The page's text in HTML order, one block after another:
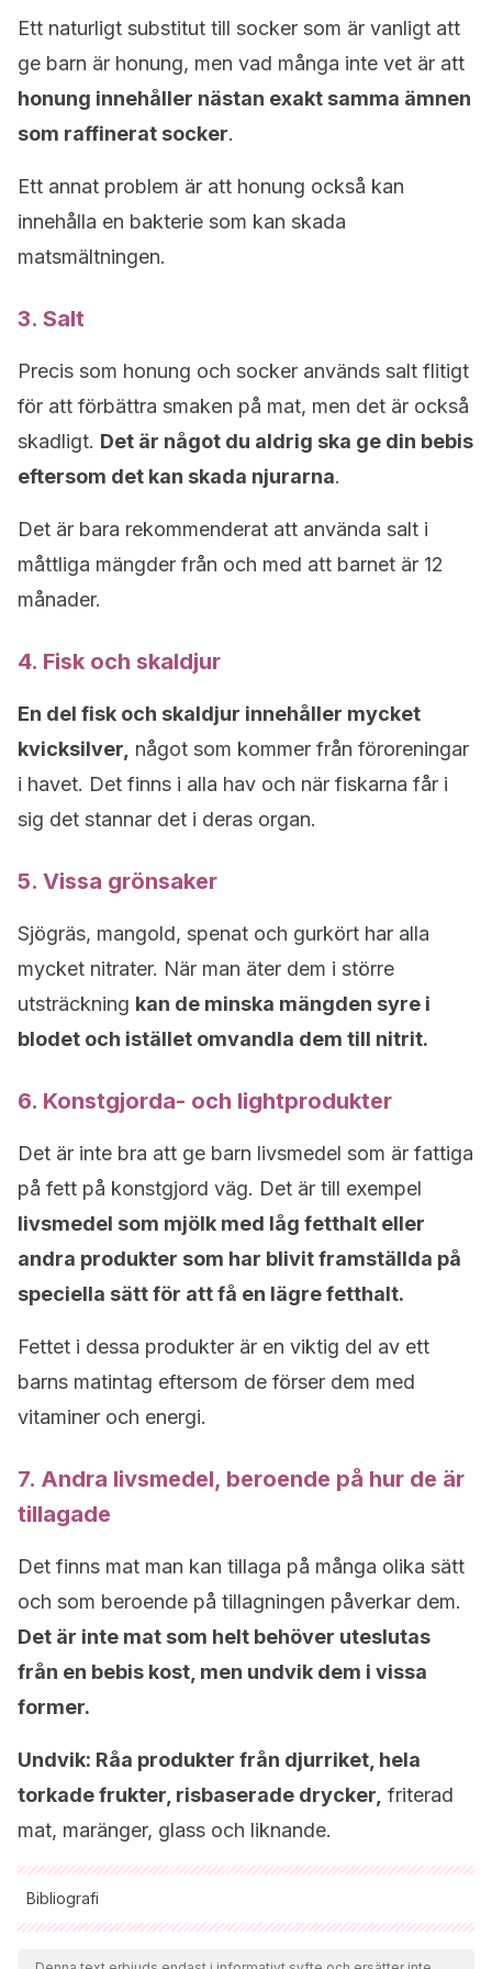
Ett naturligt substitut till socker som är vanligt att
ge barn är honung, men vad många inte vet är att
honung innehåller nästan exakt samma ämnen
som raffinerat socker.
Ett annat problem är att honung också kan
innehålla en bakterie som kan skada
matsmältningen.
3. Salt
Precis som honung och socker används salt flitigt
för att förbättra smaken på mat, men det är också
skadligt. Det är något du aldrig ska ge din bebis
eftersom det kan skada njurarna.
Det är bara rekommenderat att använda salt i
måttliga mängder från och med att barnet är 12
månader.
4. Fisk och skaldjur
En del fisk och skaldjur innehåller mycket
kvicksilver, något som kommer från föroreningar
i havet. Det finns i alla hav och när fiskarna får i
sig det stannar det i deras organ.
5. Vissa grönsaker
Sjögräs, mangold, spenat och gurkört har alla
mycket nitrater. När man äter dem i större
utsträckning kan de minska mängden syre i
blodet och istället omvandla dem till nitrit.
6. Konstgjorda- och lightprodukter
Det är inte bra att ge barn livsmedel som är fattiga
på fett på konstgjord väg. Det är till exempel
livsmedel som mjölk med låg fetthalt eller
andra produkter som har blivit framställda på
speciella sätt för att få en lägre fetthalt.
Fettet i dessa produkter är en viktig del av ett
barns matintag eftersom de förser dem med
vitaminer och energi.
7. Andra livsmedel, beroende på hur de är
tillagade
Det finns mat man kan tillaga på många olika sätt
och som beroende på tillagningen påverkar dem.
Det är inte mat som helt behöver uteslutas
från en bebis kost, men undvik dem i vissa
former.
Undvik: Råa produkter från djurriket, hela
torkade frukter, risbaserade drycker, friterad
mat, maränger, glass och liknande.
Bibliografi
Samtliga citerade källor har granskats noggrant av vårt team
för att säkerställa deras kvalitet, tillförlitlighet, aktualitet och